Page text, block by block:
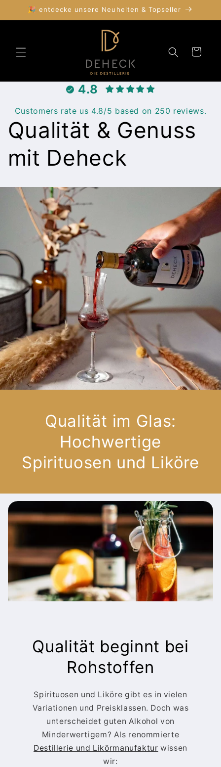
zum
Inhalt
🎉 entdecke unsere Neuheiten & Topseller
Warenkorb
4.8
Customers rate us 4.8/5 based on 250 reviews.
Qualität & Genuss
mit Deheck
Qualität im Glas:
Hochwertige
Spirituosen und Liköre
Qualität beginnt bei
Rohstoffen
Spirituosen und Liköre gibt es in vielen
Variationen und Preisklassen. Doch was
unterscheidet guten Alkohol von
Minderwertigem? Als renommierte
Destillerie und Likörmanufaktur wissen
wir: